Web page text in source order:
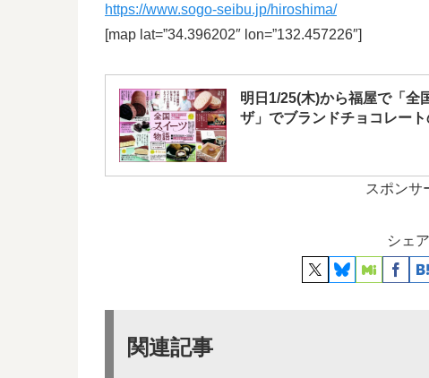
https://www.sogo-seibu.jp/hiroshima/
[map lat=”34.396202″ lon=”132.457226″]
明日1/25(木)から福屋で「全
ザ」でブランドチョコレート
スポンサ
シェ
関連記事